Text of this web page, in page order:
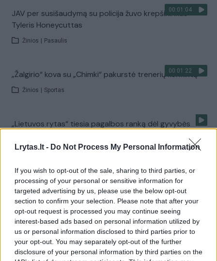
Lrytas.lt - Do Not Process My Personal Information
If you wish to opt-out of the sale, sharing to third parties, or
processing of your personal or sensitive information for
targeted advertising by us, please use the below opt-out
section to confirm your selection. Please note that after your
opt-out request is processed you may continue seeing
interest-based ads based on personal information utilized by
us or personal information disclosed to third parties prior to
your opt-out. You may separately opt-out of the further
disclosure of your personal information by third parties on the
00:01:04
JAV per susišaudymą su policija žuvo krepšininkas
Tyleris Honeycuttas
Žinios Pasaulis
00:01:22
„Žalgirio“ kova su „Chimki“ pakurstė trenerių konfliktą
Žinios Sportas
„Lietuvos rytas“ tiesia pagalbos ranką dėl gyvybės
Žinios | Sportas
Viena įspūdingiausių pergalių: D. Logano metimas
nužudė „Chimki“
Žinios | BC Lietuvos rytas
Tomas Pačėsas: „Davidas yra mūsų lyderis“